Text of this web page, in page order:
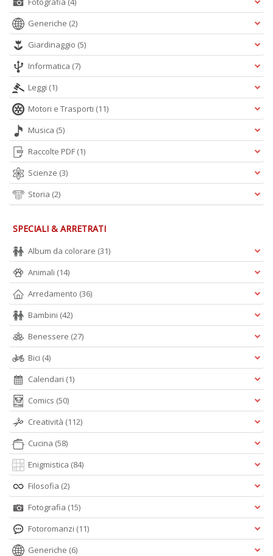
Generiche (2)
Giardinaggio (5)
Informatica (7)
Leggi (1)
Motori e Trasporti (11)
Musica (5)
Raccolte PDF (1)
Scienze (3)
Storia (2)
SPECIALI & ARRETRATI
Album da colorare (31)
Animali (14)
Arredamento (36)
Bambini (42)
Benessere (27)
Bici (4)
Calendari (1)
Comics (50)
Creatività (112)
Cucina (58)
Enigmistica (84)
Filosofia (2)
Fotografia (15)
Fotoromanzi (11)
Generiche (6)